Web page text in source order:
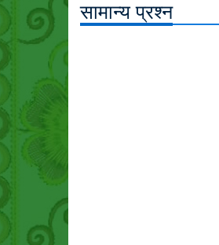
सामान्य प्रश्न